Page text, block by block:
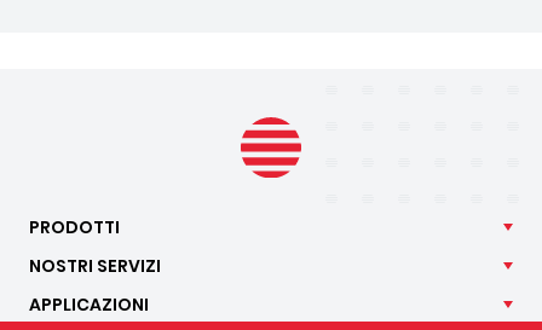
PRODOTTI
NOSTRI SERVIZI
APPLICAZIONI